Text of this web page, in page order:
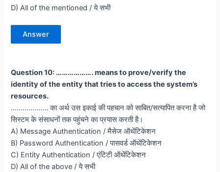
D) All of the mentioned / ये सभी
Answer
Question 10: ………………. means to prove/verify the
identity of the entity that tries to access the system’s
resources.
………………. का अर्थ उस इकाई की पहचान को साबित/सत्यापित करना है जो
सिस्टम के संसाधनों तक पहुंचने का प्रयास करती है।
A) Message Authentication / मैसेज ऑथेंटिकेशन
B) Password Authentication / पासवर्ड ऑथेंटिकेशन
C) Entity Authentication / एंटिटी ऑथेंटिकेशन
D) All of the above / ये सभी